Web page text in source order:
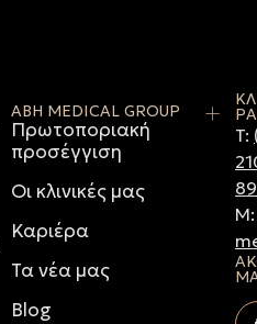
ABH MEDICAL GROUP
Πρωτοποριακή
προσέγγιση
Οι κλινικές μας
Καριέρα
Τα νέα μας
Blog
T: